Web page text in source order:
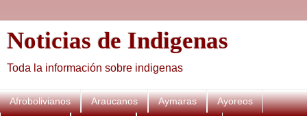
Noticias de Indigenas
Toda la información sobre indigenas
Afrobolivianos Araucanos Aymaras Ayoreos